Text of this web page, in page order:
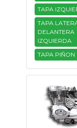
TAPA
TAPA
DELANTERA
IZQUIERDA
TAPA PIÑON